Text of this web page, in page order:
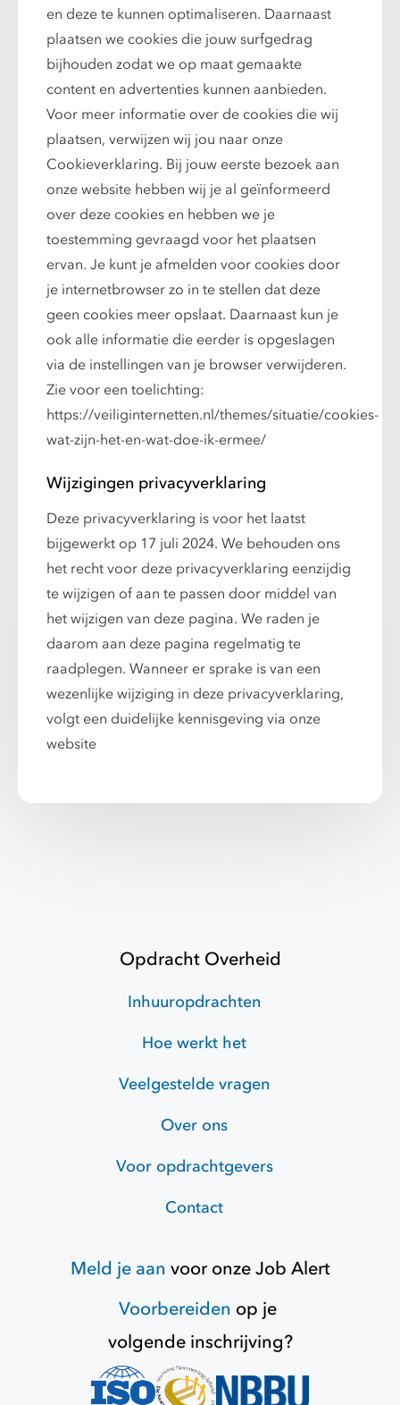
en deze te kunnen optimaliseren. Daarnaast
plaatsen we cookies die jouw surfgedrag
bijhouden zodat we op maat gemaakte
content en advertenties kunnen aanbieden.
Voor meer informatie over de cookies die wij
plaatsen, verwijzen wij jou naar onze
Cookieverklaring. Bij jouw eerste bezoek aan
onze website hebben wij je al geïnformeerd
over deze cookies en hebben we je
toestemming gevraagd voor het plaatsen
ervan. Je kunt je afmelden voor cookies door
je internetbrowser zo in te stellen dat deze
geen cookies meer opslaat. Daarnaast kun je
ook alle informatie die eerder is opgeslagen
via de instellingen van je browser verwijderen.
Zie voor een toelichting:
https://veiliginternetten.nl/themes/situatie/cookies-
wat-zijn-het-en-wat-doe-ik-ermee/
Wijzigingen privacyverklaring
Deze privacyverklaring is voor het laatst
bijgewerkt op 17 juli 2024. We behouden ons
het recht voor deze privacyverklaring eenzijdig
te wijzigen of aan te passen door middel van
het wijzigen van deze pagina. We raden je
daarom aan deze pagina regelmatig te
raadplegen. Wanneer er sprake is van een
wezenlijke wijziging in deze privacyverklaring,
volgt een duidelijke kennisgeving via onze
website
Opdracht Overheid
Inhuuropdrachten
Hoe werkt het
Veelgestelde vragen
Over ons
Voor opdrachtgevers
Contact
Meld je aan voor onzeJob Alert
Voorbereiden op je
volgende inschrijving?